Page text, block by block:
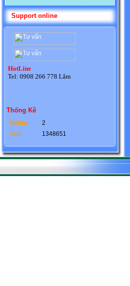
Support online
HotLine
Tel: 0908 266 778 Lâm
Thống Kê
Online
: 2
Visit : 1348651